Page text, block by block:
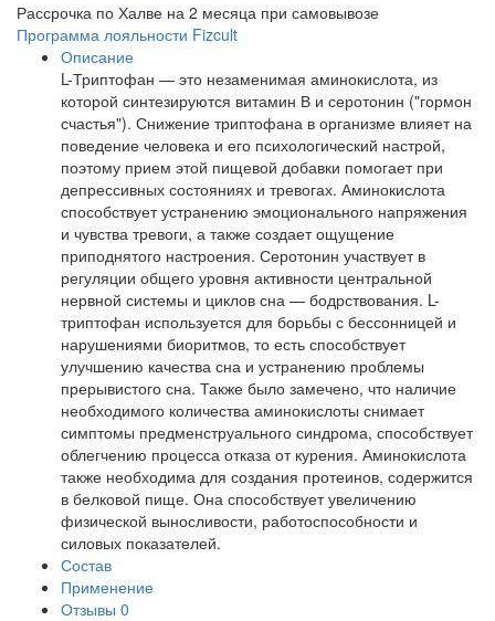
Рассрочка по Халве на 2 месяца при самовывозе
Программа лояльности Fizcult
Описание
L-Триптофан — это незаменимая аминокислота, из
которой синтезируются витамин В и серотонин ("гормон
счастья"). Снижение триптофана в организме влияет на
поведение человека и его психологический настрой,
поэтому прием этой пищевой добавки помогает при
депрессивных состояниях и тревогах. Аминокислота
способствует устранению эмоционального напряжения
и чувства тревоги, а также создает ощущение
приподнятого настроения. Серотонин участвует в
регуляции общего уровня активности центральной
нервной системы и циклов сна — бодрствования. L-
триптофан используется для борьбы с бессонницей и
нарушениями биоритмов, то есть способствует
улучшению качества сна и устранению проблемы
прерывистого сна. Также было замечено, что наличие
необходимого количества аминокислоты снимает
симптомы предменструального синдрома, способствует
облегчению процесса отказа от курения. Аминокислота
также необходима для создания протеинов, содержится
в белковой пище. Она способствует увеличению
физической выносливости, работоспособности и
силовых показателей.
Состав
Применение
Отзывы 0